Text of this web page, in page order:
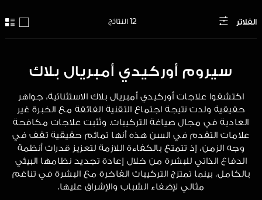
الفلاتر 12 النتائج
سيروم أوركيدي أمبريال بلاك
اكتشفوا علاجات أوركيدي أمبريال بلاك الاستثنائية، جواهر
حقيقية ولدت نتيجة اجتماع التقنية الفائقة مع الخبرة غير
العادية في مجال صياغة التركيبات. وتُثبت علاجات مكافحة
علامات التقدم في السن هذه أنها تمائم حقيقية تقف في
وجه الزمن، إذ تتمتع بالكفاءة اللازمة لتعزيز قدرات أنظمة
الدفاع الذاتي للبشرة من خلال إعادة تجديد نظامها البيئي
بالكامل. بينما تمتزج التركيبات الفاخرة مع البشرة في تناغم
مثالي لإضفاء الشباب والإشراق عليها.